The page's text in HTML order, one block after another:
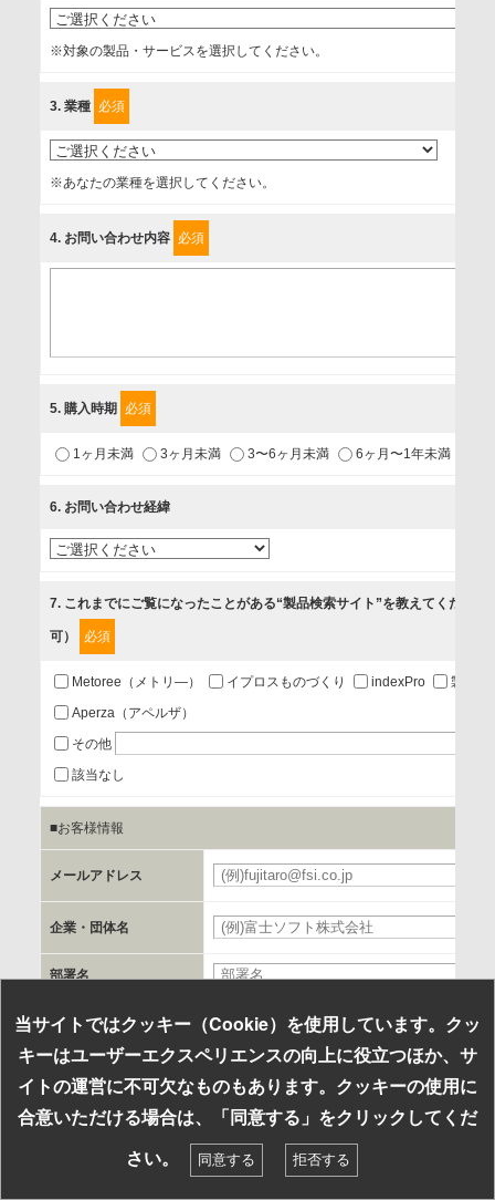
的、管理者、提供の有無、情報提供の任意性や権利について
確認し、当社への情報提供がお客様の懸念にならないよう
上げます。
事業者名
個人情報保護責任者
1.当社が取り扱う商品・サービスに関するご案内
2.当社が開催（主催・共催・協賛）するセミナーなど、各種イ
3.お客様の業務内容、及び興味、関心に応じた情報の提供
4.お客様満足度調査等のアンケートの依頼
第三者提供の有無
あり
a.個人情報の提供・利用目的
当該企業/団体のサービス等のご案内及び当該企業/団体からの
お客様のご氏名、フリガナ、企業・団体名、部署名、役職、
郵便番号、住所、電話番号、FAX番号、メールアドレス
c.第三者への提供の手段または手法
書類の送付又は電子的な方法
d.提供先および管理者
当社とイベント/セミナーを共同で開催する企業/団体
e.個人情報取り扱いに関する契約
※対象の製品・サービスを選択してください。
3. 業種 必須
※あなたの業種を選択してください。
4. お問い合わせ内容 必須
5. 購入時期 必須
1ヶ月未満 3ヶ月未満 3〜6ヶ月未満 6ヶ月〜1年未満
6. お問い合わせ経緯
7. これまでにご覧になったことがある“製品検索サイト”を教えてください
可） 必須
Metoree（メトリ―） イプロスものづくり indexPro
製品ナ
Aperza（アペルザ）
その他
該当なし
■お客様情報
メールアドレス
企業・団体名
部署名
役職名
お名前
〒 必須 住所自動代入
住所
お探しの組み込み製品はキーワードで検索！
当サイトではクッキー（Cookie）を使用しています。クッ
キーはユーザーエクスペリエンスの向上に役立つほか、サ
イトの運営に不可欠なものもあります。クッキーの使用に
合意いただける場合は、「同意する」をクリックしてくだ
さい。
同意する 拒否する